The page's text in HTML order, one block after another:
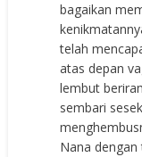
bagaikan
telah
atas depan
lembut
sembari
Nana